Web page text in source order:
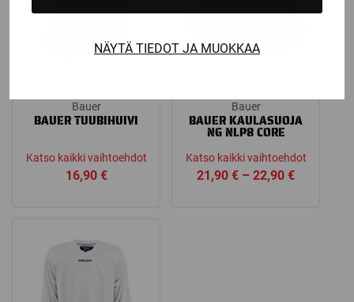
NÄYTÄ TIEDOT JA MUOKKAA
Bauer
BAUER TUUBIHUIVI
Katso kaikki vaihtoehdot
16,90 €
Bauer
BAUER KAULASUOJA
NG NLP8 CORE
Katso kaikki vaihtoehdot
21,90€ – 22,90€Price